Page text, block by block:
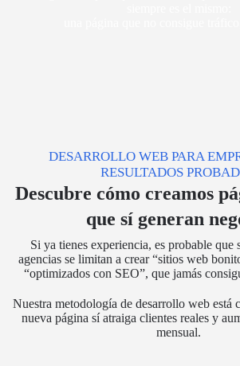
DESARROLLO WEB PARA
RESULTADOS
Descubre cómo creamos
que sí generan
Si ya tienes experiencia, es probable que
agencias se limitan a crear “sitios web
“optimizados con SEO”, que jamás
Nuestra metodología de desarrollo web está
nueva página sí atraiga clientes reales y
mensual.